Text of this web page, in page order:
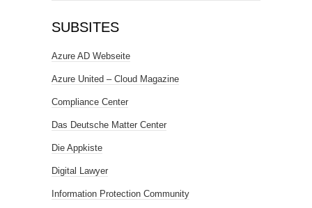
SUBSITES
Azure AD Webseite
Azure United – Cloud Magazine
Compliance Center
Das Deutsche Matter Center
Die Appkiste
Digital Lawyer
Information Protection Community